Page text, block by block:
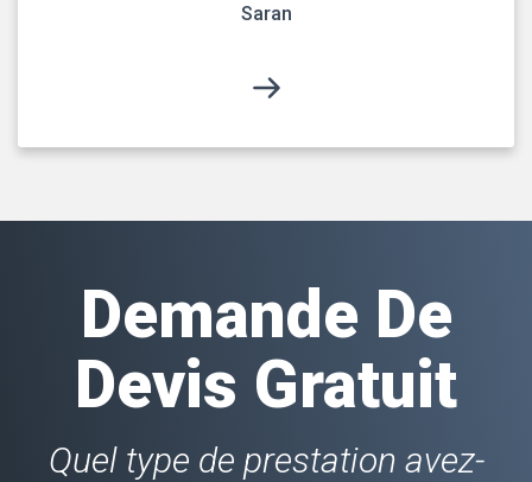
Saran
Demande De
Devis Gratuit
Quel type de prestation avez-